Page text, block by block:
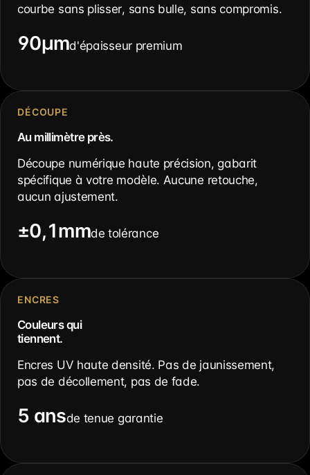
courbe sans plisser, sans bulle, sans compromis.
90µmd'épaisseur premium
DÉCOUPE
Au millimètre près.
Découpe numérique haute précision, gabarit
spécifique à votre modèle. Aucune retouche,
aucun ajustement.
±0,1mmde tolérance
ENCRES
Couleurs qui
tiennent.
Encres UV haute densité. Pas de jaunissement,
pas de décollement, pas de fade.
5 ansde tenue garantie